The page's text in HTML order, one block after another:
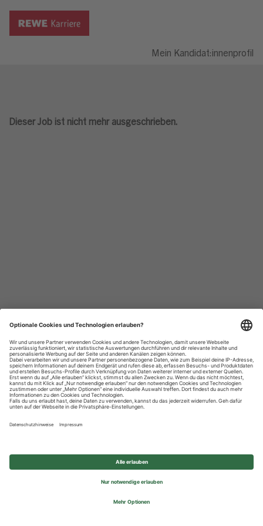
Mein Kandidat:innenprofil
Dieser Job ist nicht mehr ausgeschrieben.
Datenschutzhinweise
Impressum
Privatsphäre-Einstellungen
© 2026 REWE Group - All rights reserved